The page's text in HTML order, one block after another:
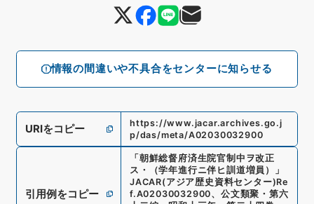
情報の間違いや不具合をセンターに知らせる
URIをコピー
https://www.jacar.archives.go.j
p/das/meta/A02030032900
引用例をコピー
「 朝鮮総督府済生院官制中ヲ改正
ス・（学年進行ニ伴ヒ訓道増員）
」
JACAR(アジア歴史資料センター)Re
f.A02030032900、 公文類聚・第六